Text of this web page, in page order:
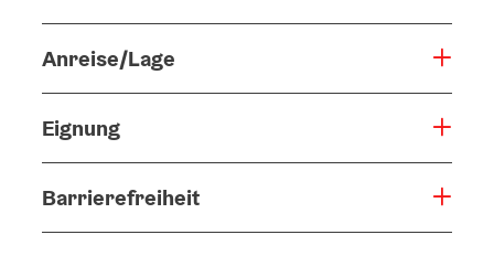
Anreise/Lage
Eignung
Barrierefreiheit